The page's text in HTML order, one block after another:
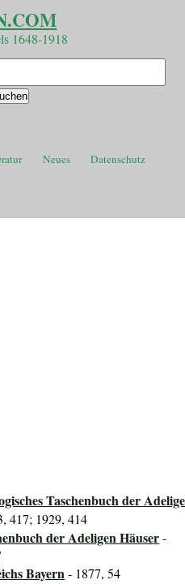
1648-1918
Neues Datenschutz
Taschenbuch der
417; 1929, 414
der Adeligen Häuser-
Bayern- 1877, 54